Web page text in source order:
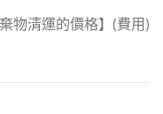
物清運的價格】(費用)